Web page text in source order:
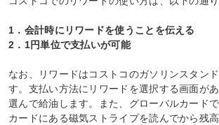
1．会計時にリワードを使うことを伝える
2．1円単位で支払いが可能
なお、リワードはコストコのガソリンスタン
す。支払い方法にリワードを選択する画面が
選んで給油します。また、グローバルカードで
カードにある磁気ストライプを読んでから残